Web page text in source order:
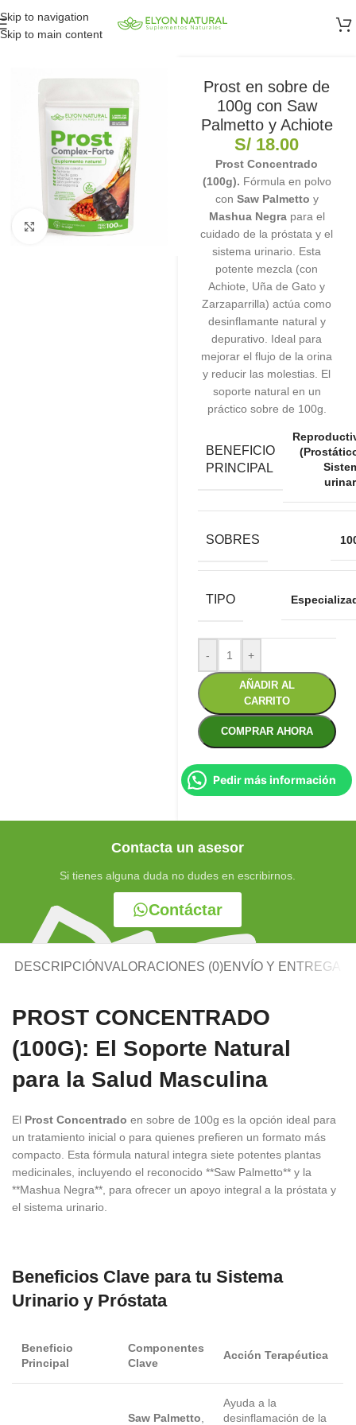
Skip to navigation
Skip to main content
Clic para ampliar
Prost en sobre de
100g con Saw
Palmetto y Achiote
S/ 18.00
Prost Concentrado
(100g). Fórmula en polvo
con Saw Palmetto y
Mashua Negrapara el
cuidado de la próstata y el
sistema urinario. Esta
potente mezcla (con
Achiote, Uña de Gato y
Zarzaparrilla) actúa como
desinflamante natural y
depurativo. Ideal para
mejorar el flujo de la orina
y reducir las molestias. El
soporte natural en un
práctico sobre de 100g.
BENEFICIO
PRINCIPAL
SOBRES
TIPO
- +
AÑADIR AL
CARRITO
COMPRAR AHORA
Pedir más información
Contáctar
Contacta un asesor
Si tienes alguna duda no dudes en escribirnos.
DESCRIPCIÓNVALORACIONES (0)ENVÍO Y ENTREGA
PROST CONCENTRADO
(100G): El Soporte Natural
para la Salud Masculina
El Prost Concentrado en sobre de 100g es la opción ideal para
un tratamiento inicial o para quienes prefieren un formato más
compacto. Esta fórmula natural integra siete potentes plantas
medicinales, incluyendo el reconocido **Saw Palmetto** y la
**Mashua Negra**, para ofrecer un apoyo integral a la próstata y
el sistema urinario.
Beneficios Clave para tu Sistema
Urinario y Próstata
Beneficio
Principal
Componentes
Clave
Acción Terapéutica
Saw Palmetto
Ayuda a la
desinflamación de la